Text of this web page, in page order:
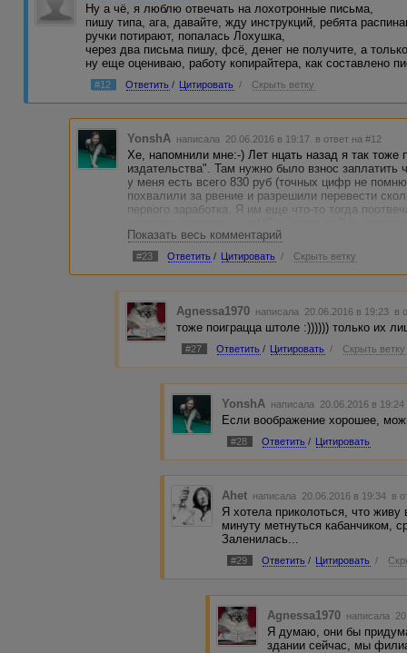
Ну а чё, я люблю отвечать на лохотронные письма,
пишу типа, ага, давайте, жду инструкций, ребята
ручки потирают, попалась Лохушка,
через два письма пишу, фсё, денег не получите, а
ну еще оцениваю, работу копирайтера, как составлено
#12 Ответить / Цитировать / Скрыть ветку
YonshA написала 20.06.2016 в 19:17 в ответ на #12
Хе, напомнили мне:-) Лет нцать назад я так тоже
издательства". Там нужно было взнос заплатить
у меня есть всего 830 руб (точных цифр не
похвалили за рвение и разрешили перевести
первого заработка. Я им еще что-то тогда
расстроились. Такая "лохушка" сорвалась))))
Показать весь комментарий
#23 Ответить / Цитировать / Скрыть ветку
Agnessa1970 написала 20.06.2016 в 19:23 в
тоже поиграцца штоле :)))))) только их
#27 Ответить / Цитировать / Скрыть ветку
YonshA написала 20.06.2016 в
Если воображение хорошее,
#28 Ответить / Цитировать
Ahet написала 20.06.2016 в 19:34 в
Я хотела приколоться, что
минуту метнуться кабанчиком,
Заленилась...
#29 Ответить / Цитировать /
Agnessa1970 написала
Я думаю, они бы
здании сейчас, мы